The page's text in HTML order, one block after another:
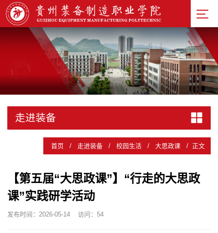
校徽
校训
校园
风貌
筑
校园风
走进装备
首页 / 走进装备 / 校园生活 / 大思政课 / 正文
【第五届“大思政课”】“行走的大思政
课”实践研学活动
发布时间：2026-05-14 访问： 54